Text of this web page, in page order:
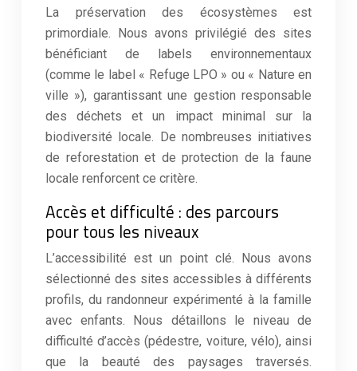
La préservation des écosystèmes est
primordiale. Nous avons privilégié des sites
bénéficiant de labels environnementaux
(comme le label « Refuge LPO » ou « Nature en
ville »), garantissant une gestion responsable
des déchets et un impact minimal sur la
biodiversité locale. De nombreuses initiatives
de reforestation et de protection de la faune
locale renforcent ce critère.
Accès et difficulté : des parcours
pour tous les niveaux
L’accessibilité est un point clé. Nous avons
sélectionné des sites accessibles à différents
profils, du randonneur expérimenté à la famille
avec enfants. Nous détaillons le niveau de
difficulté d’accès (pédestre, voiture, vélo), ainsi
que la beauté des paysages traversés.